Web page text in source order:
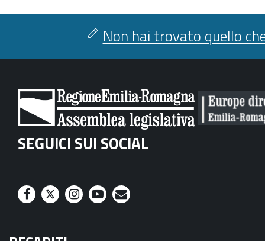
Non hai trovato quello
SEGUICI SUI SOCIAL
F
T
I
Y
M